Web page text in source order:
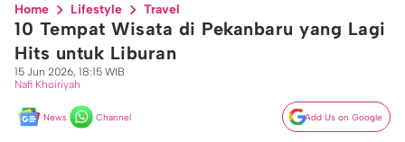
Home Lifestyle Travel
10 Tempat Wisata di Pekanbaru yang Lagi
Hits untuk Liburan
15 Jun 2026, 18:15 WIB
Nafi Khoiriyah
News Channel Add Us on Google